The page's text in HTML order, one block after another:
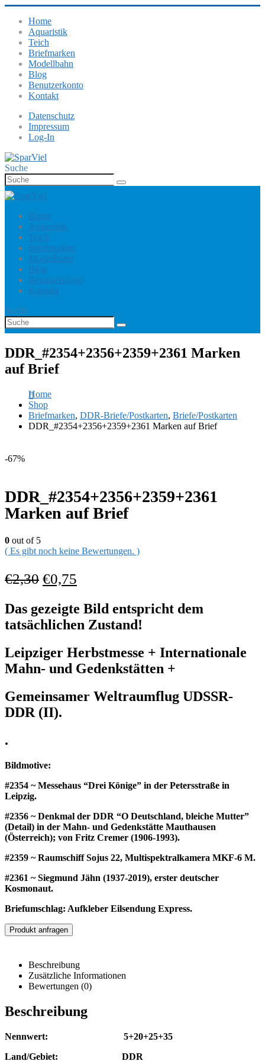
Home
Aquaristik
Teich
Briefmarken
Modellbahn
Blog
Benutzerkonto
Kontakt
Datenschutz
Impressum
Log-In
Suche
Home
Aquaristik
Teich
Briefmarken
Modellbahn
Blog
Benutzerkonto
Kontakt
Suche
DDR_#2354+2356+2359+2361 Marken
auf Brief
Home
Shop
Briefmarken, DDR-Briefe/Postkarten, Briefe/Postkarten
DDR_#2354+2356+2359+2361 Marken auf Brief
-67%
DDR_#2354+2356+2359+2361
Marken auf Brief
0 out of 5
( Es gibt noch keine Bewertungen. )
€2,30 €0,75
Das gezeigte Bild entspricht dem
tatsächlichen Zustand!
Leipziger Herbstmesse + Internationale
Mahn- und Gedenkstätten +
Gemeinsamer Weltraumflug UDSSR-
DDR (II).
.
Bildmotive:
#2354 ~ Messehaus “Drei Könige” in der Petersstraße in
Leipzig.
#2356 ~ Denkmal der DDR “O Deutschland, bleiche Mutter”
(Detail) in der Mahn- und Gedenkstätte Mauthausen
(Österreich); von Fritz Cremer (1906-1993).
#2359 ~ Raumschiff Sojus 22, Multispektralkamera MKF-6 M.
#2361 ~ Siegmund Jähn (1937-2019), erster deutscher
Kosmonaut.
Briefumschlag: Aufkleber Eilsendung Express.
Produkt anfragen
Beschreibung
Zusätzliche Informationen
Bewertungen (0)
Beschreibung
Nennwert: 5+20+25+35
Land/Gebiet: DDR